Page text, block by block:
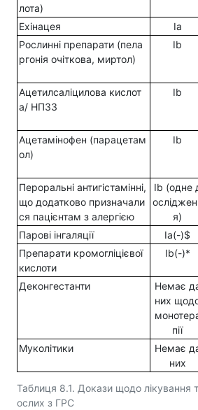
Таблиця 8.1. Докази щодо лікування
ослих з ГРС
лота)
Ехінацея Ia
Рослинні препарати (пела
ргонія очіткова, миртол)
Ib
Ацетилсаліцилова кислот
а/ НПЗЗ
Ib
Ацетамінофен (парацетам
ол)
Ib
Пероральні антигістамінні,
що додатково призначали
ся пацієнтам з алергією
Ib (одне
я)
Парові інгаляції Ia(-)$
Препарати кромогліцієвої
кислоти
Ib(-)*
Деконгестанти
Немає
них
пії
Муколітики
Немає
них